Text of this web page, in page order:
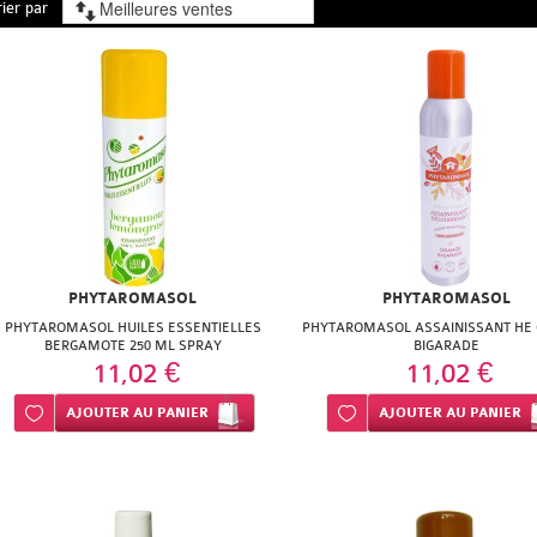
par
PHYTAROMASOL
PHYTAROMASOL HUILES ESSENTIELLES
BERGAMOTE 250 ML SPRAY
11,02 €
Ajouter à ma liste d’envie
AJOUTER AU PANIER
PHYTAROMASOL
PHYTAROMASOL ASSAINISSANT HE
BIGARADE
11,02 €
Ajouter à ma liste d’envie
AJOUTERAU PANIER